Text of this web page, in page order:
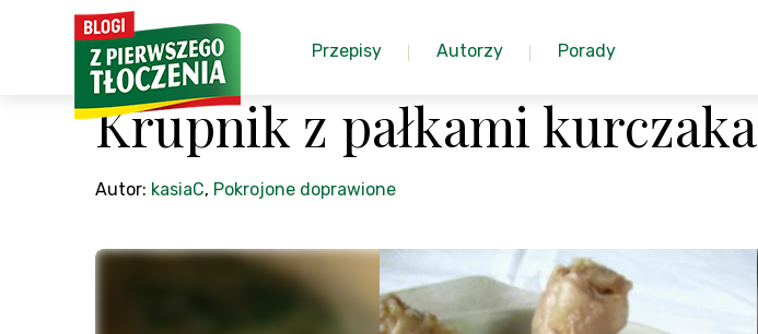
Przepisy Autorzy Porady
Krupnik z pałkami kurczaka
Autor: kasiaC, Pokrojone doprawione